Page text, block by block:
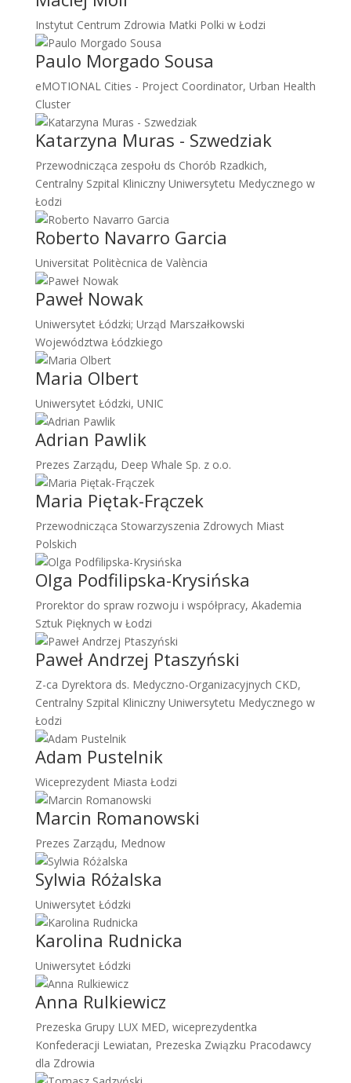
Instytut Centrum Zdrowia Matki Polki w Łodzi
Paulo Morgado Sousa
eMOTIONAL Cities - Project Coordinator, Urban Health
Cluster
Katarzyna Muras - Szwedziak
Przewodnicząca zespołu ds Chorób Rzadkich,
Centralny Szpital Kliniczny Uniwersytetu Medycznego w
Łodzi
Roberto Navarro Garcia
Universitat Politècnica de València
Paweł Nowak
Uniwersytet Łódzki; Urząd Marszałkowski
Województwa Łódzkiego
Maria Olbert
Uniwersytet Łódzki, UNIC
Adrian Pawlik
Prezes Zarządu, Deep Whale Sp. z o.o.
Maria Piętak-Frączek
Przewodnicząca Stowarzyszenia Zdrowych Miast
Polskich
Olga Podfilipska-Krysińska
Prorektor do spraw rozwoju i współpracy, Akademia
Sztuk Pięknych w Łodzi
Paweł Andrzej Ptaszyński
Z-ca Dyrektora ds. Medyczno-Organizacyjnych CKD,
Centralny Szpital Kliniczny Uniwersytetu Medycznego w
Łodzi
Adam Pustelnik
Wiceprezydent Miasta Łodzi
Marcin Romanowski
Prezes Zarządu, Mednow
Sylwia Różalska
Uniwersytet Łódzki
Karolina Rudnicka
Uniwersytet Łódzki
Anna Rulkiewicz
Prezeska Grupy LUX MED, wiceprezydentka
Konfederacji Lewiatan, Prezeska Związku Pracodawcy
dla Zdrowia